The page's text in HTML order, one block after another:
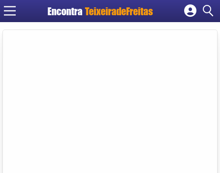
Encontra TeixeiradeFreitas
Cadastrar empresa